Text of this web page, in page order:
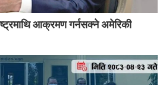
आक्रमण गर्नसक्ने अमेरिकी